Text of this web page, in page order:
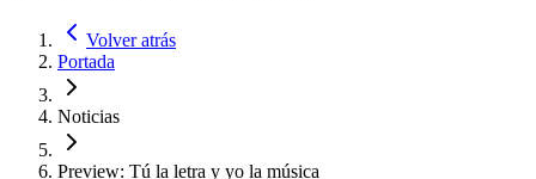
Volver atrás
Portada
Noticias
Preview: Tú la letra y yo la música